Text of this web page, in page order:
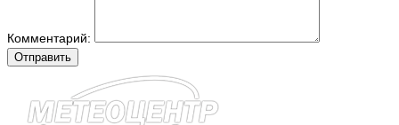
Комментарий:
Отправить